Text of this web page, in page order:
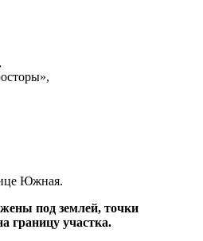
Южная.
под землей, точки
границу участка.